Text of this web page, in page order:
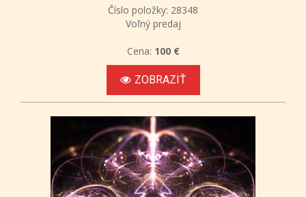
Číslo položky: 28348
Voľný predaj
Cena: 100 €
ZOBRAZIŤ